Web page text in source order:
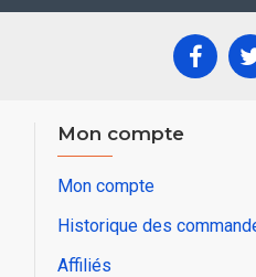
Mon compte
Mon compte
Historique des
Affiliés